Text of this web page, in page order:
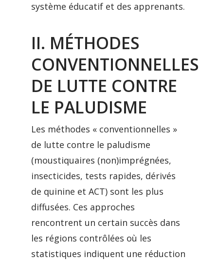
système éducatif et des apprenants.
II. MÉTHODES
CONVENTIONNELLES
DE LUTTE CONTRE
LE PALUDISME
Les méthodes « conventionnelles »
de lutte contre le paludisme
(moustiquaires (non)imprégnées,
insecticides, tests rapides, dérivés
de quinine et ACT) sont les plus
diffusées. Ces approches
rencontrent un certain succès dans
les régions contrôlées où les
statistiques indiquent une réduction